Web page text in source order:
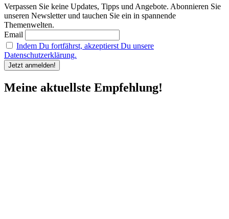
Verpassen Sie keine Updates, Tipps und Angebote. Abonnieren Sie
unseren Newsletter und tauchen Sie ein in spannende
Themenwelten.
Email
Indem Du fortfährst, akzeptierst Du unsere
Datenschutzerklärung.
Meine aktuellste Empfehlung!